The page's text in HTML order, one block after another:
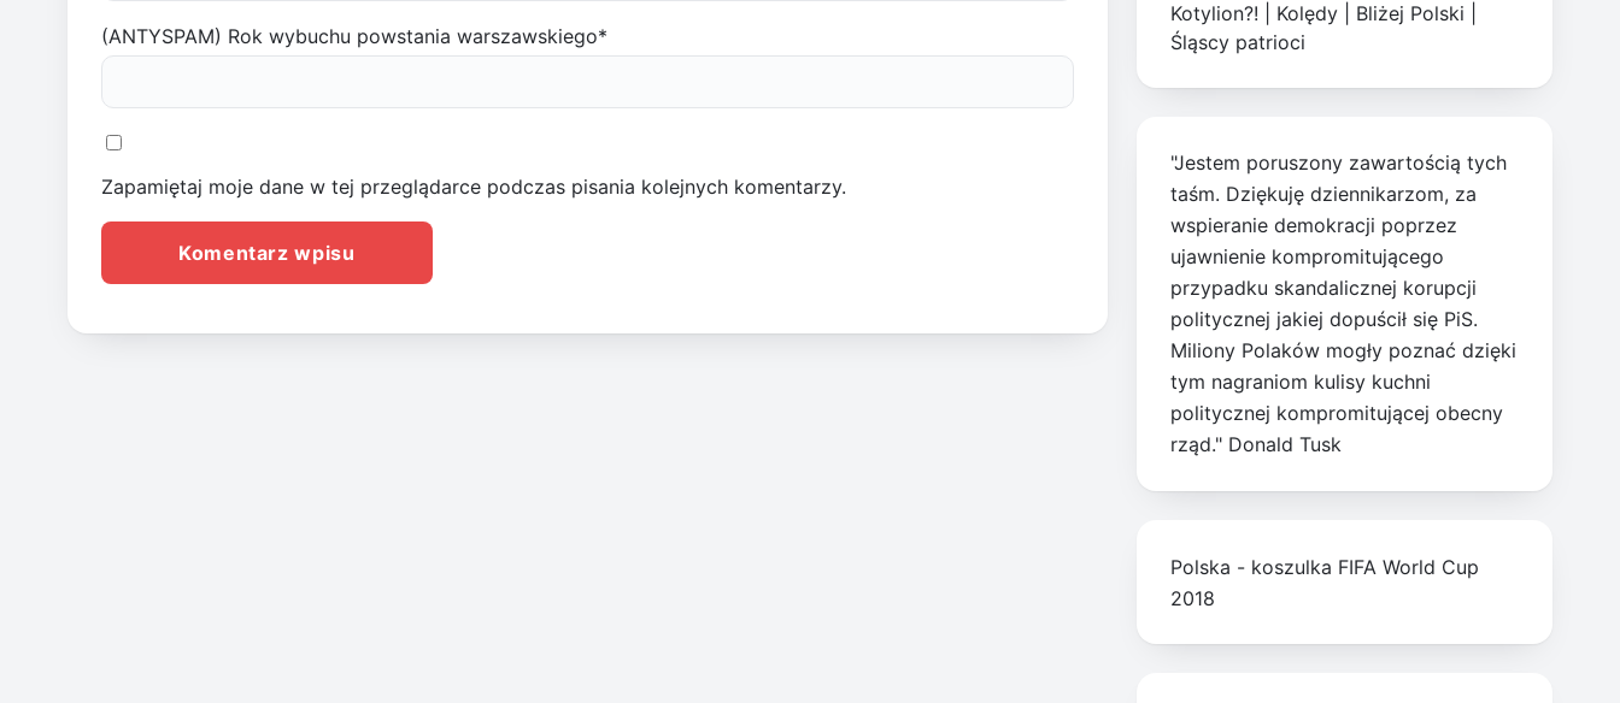
(ANTYSPAM) Rok wybuchu powstania warszawskiego*
Zapamiętaj moje dane w tej przeglądarce podczas pisania kolejnych komentarzy.
Kotylion?!
Kolędy Bliżej Polski
Śląscy patrioci
"Jestem poruszony zawartością tych
taśm. Dziękuję dziennikarzom, za
wspieranie demokracji poprzez
ujawnienie kompromitującego
przypadku skandalicznej korupcji
politycznej jakiej dopuścił się PiS.
Miliony Polaków mogły poznać dzięki
tym nagraniom kulisy kuchni
politycznej kompromitującej obecny
rząd." Donald Tusk
Polska - koszulka FIFA World Cup
2018